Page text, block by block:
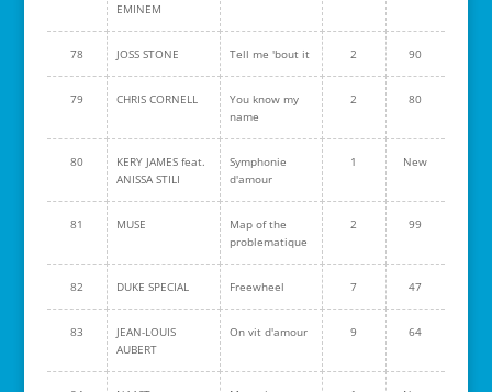
EMINEM
78 JOSS STONE Tell me 'bout it 2 90
79 CHRIS CORNELL
You know my
name
2 80
80
KERY JAMES feat.
ANISSA STILI
Symphonie
d'amour
1 New
81 MUSE
Map of the
problematique
2 99
82 DUKE SPECIAL Freewheel 7 47
83
JEAN-LOUIS
AUBERT
On vit d'amour 9 64